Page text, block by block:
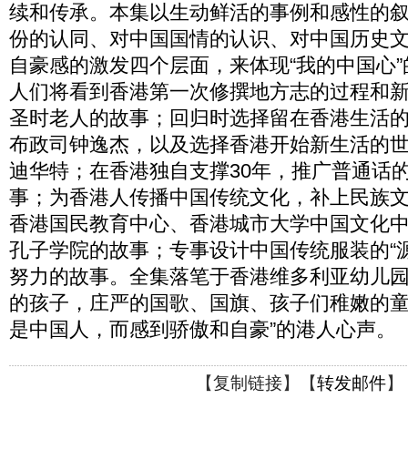
续和传承。本集以生动鲜活的事例和感性的
份的认同、对中国国情的认识、对中国历史
自豪感的激发四个层面，来体现“我的中国心
人们将看到香港第一次修撰地方志的过程和
圣时老人的故事；回归时选择留在香港生活
布政司钟逸杰，以及选择香港开始新生活的
迪华特；在香港独自支撑30年，推广普通话
事；为香港人传播中国传统文化，补上民族
香港国民教育中心、香港城市大学中国文化
孔子学院的故事；专事设计中国传统服装的“
努力的故事。全集落笔于香港维多利亚幼儿
的孩子，庄严的国歌、国旗、孩子们稚嫩的
是中国人，而感到骄傲和自豪”的港人心声。
【复制链接】【转发邮件】